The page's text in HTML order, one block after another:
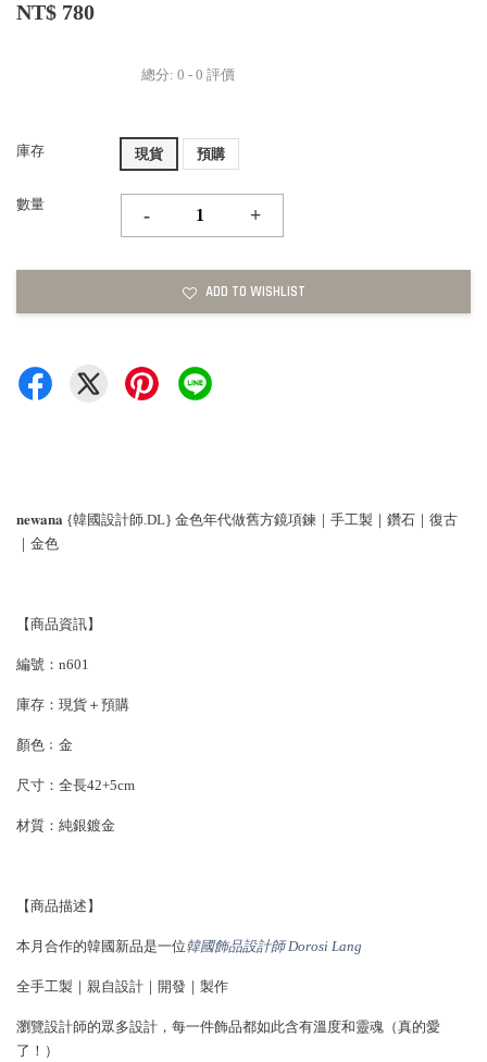
NT$ 780
總分: 0 - 0 評價
庫存 現貨 預購
數量
- +
ADD TO WISHLIST
𝐧𝐞𝐰𝐚𝐧𝐚 {韓國設計師.DL} 金色年代做舊方鏡項鍊｜手工製｜鑽石｜復古
｜金色
【商品資訊】
編號：n601
庫存：現貨＋預購
顏色﹔金
尺寸：全長42+5cm
材質： 純銀鍍金
【商品描述】
本月合作的韓國新品是一位韓國飾品設計師 Dorosi Lang
全手工製｜親自設計｜開發｜製作
瀏覽設計師的眾多設計，每一件飾品都如此含有溫度和靈魂（真的愛
了！）